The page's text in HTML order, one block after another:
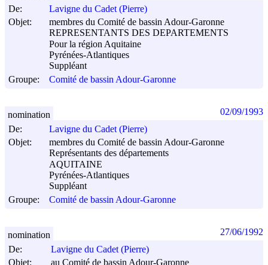
De:
Lavigne du Cadet (Pierre)
Objet:
membres du Comité de bassin Adour-Garonne
REPRESENTANTS DES DEPARTEMENTS
Pour la région Aquitaine
Pyrénées-Atlantiques
Suppléant
Groupe:
Comité de bassin Adour-Garonne
De:
Lavigne du Cadet (Pierre)
Objet:
membres du Comité de bassin Adour-Garonne
Représentants des départements
AQUITAINE
Pyrénées-Atlantiques
Suppléant
Groupe:
Comité de bassin Adour-Garonne
nomination 02/09/1993
De:
Lavigne du Cadet (Pierre)
Objet:
au Comité de bassin Adour-Garonne
nomination 27/06/1992